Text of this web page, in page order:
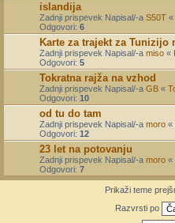
islandija
Zadnji prispevek Napisal/-a S50T «
Odgovori: 6
Karte za trajekt za
Zadnji prispevek Napisal/-a miso «
Odgovori: 5
Tokratna rajža na vzhod
Zadnji prispevek Napisal/-a GB «
Odgovori: 10
od tu do tam
Zadnji prispevek Napisal/-a moro «
Odgovori: 12
23 let na potovanju
Zadnji prispevek Napisal/-a moro «
Odgovori: 7
Prikaži teme
Razvrsti po